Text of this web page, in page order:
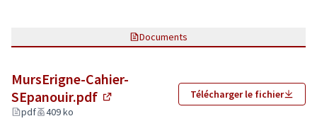
Documents
MursErigne-Cahier-
SEpanouir.pdf
(Lien externe)
pdf 409 ko
Télécharger le fichier